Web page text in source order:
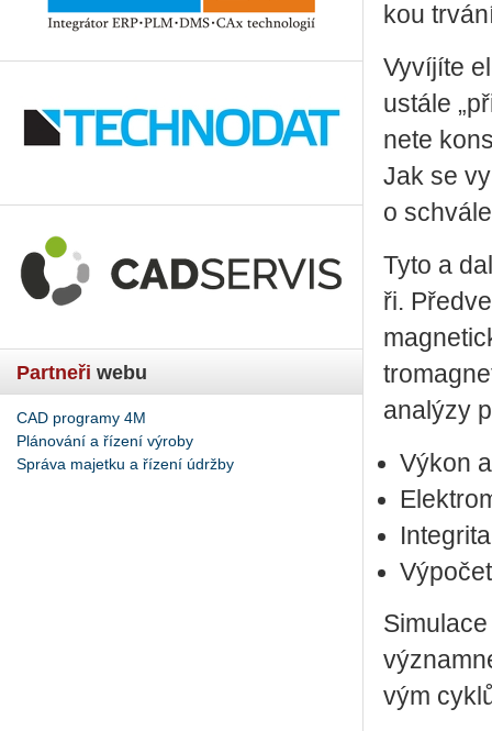
Partneři webu
CAD programy 4M
Plánování a řízení výroby
Správa majetku a řízení údržby
kou
Vy­ví­jí­te
u­stá­le
ne­te
Jak se
o
Tyto a
ři.
ana­lý­zy
Výkon
vým